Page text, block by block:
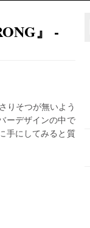
』 -
りそつが無いよう
ーデザインの中で
手にしてみると質
稿